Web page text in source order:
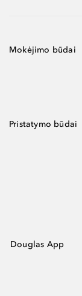
Mokėjimo būdai
Pristatymo būdai
Douglas App